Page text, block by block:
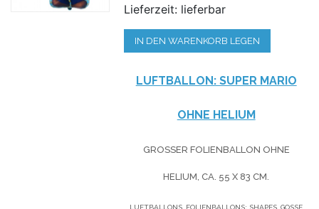
Lieferzeit: lieferbar
IN DEN WARENKORB LEGEN
LUFTBALLON: SUPER MARIO
OHNE HELIUM
GROSSER FOLIENBALLON OHNE H
ELIUM, CA. 55 X 83 CM.
LUFTBALLONS, FOLIENBALLONS: SHAPES, GOSSE B